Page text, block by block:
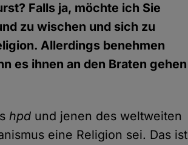
Falls ja, möchte ich Sie
zu wischen und sich zu
Allerdings benehmen
es ihnen an den Braten gehen
hpd und jenen des weltweiten
eine Religion sei. Das ist